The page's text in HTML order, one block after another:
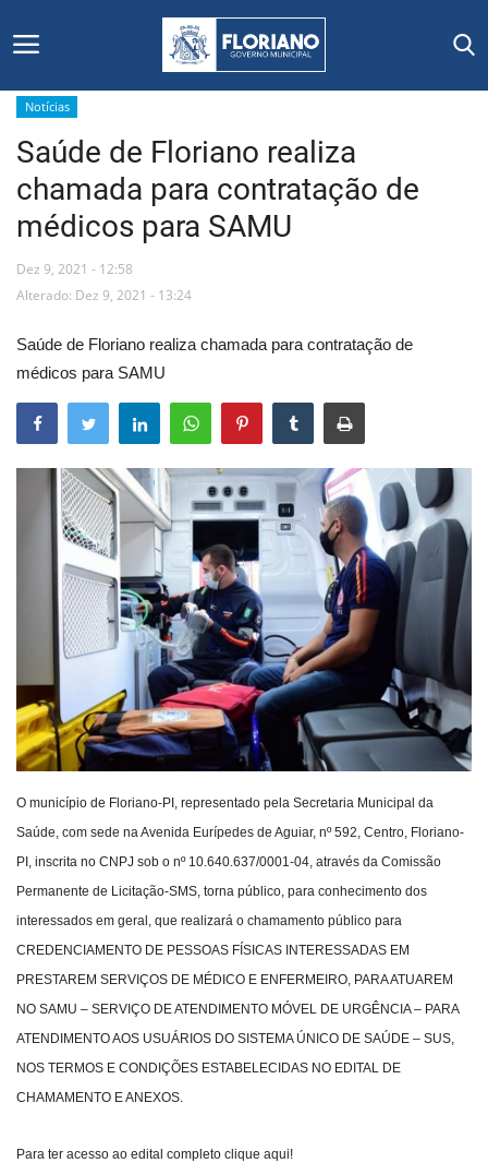
Início
Editais
Floriano
Mural de Licitações
Notícias
Vídeos
Webmail
Contato
Notícias
Saúde de Floriano realiza
chamada para contratação de
médicos para SAMU
Dez 9, 2021 - 12:58
Alterado: Dez 9, 2021 - 13:24
Saúde de Floriano realiza chamada para contratação de
médicos para SAMU
O município de Floriano-PI , representado pela Secretaria Municipal da
Saúde, com sede na Avenida Eurípedes de Aguiar, nº 592, Centro, Floriano-
PI, inscrita no CNPJ sob o nº 10.640.637/0001-04, através da Comissão
Permanente de Licitação-SMS, torna público, para conhecimento dos
interessados em geral, que realizará o chamamento público para
CREDENCIAMENTO DE PESSOAS FÍSICAS INTERESSADAS EM
PRESTAREM SERVIÇOS DE MÉDICO E ENFERMEIRO, PARA ATUAREM
NO SAMU – SERVIÇO DE ATENDIMENTO MÓVEL DE URGÊNCIA – PARA
ATENDIMENTO AOS USUÁRIOS DO SISTEMA ÚNICO DE SAÚDE – SUS,
NOS TERMOS E CONDIÇÕES ESTABELECIDAS NO EDITAL DE
CHAMAMENTO E ANEXOS.
Para ter acesso ao edital completo clique aqui!